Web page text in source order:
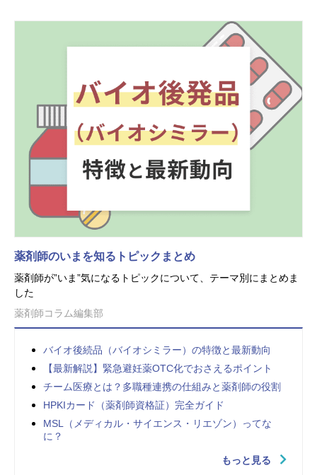
薬剤師のいまを知るトピックまとめ
薬剤師が”いま”気になるトピックについて、テーマ別にまとめま
した
薬剤師コラム編集部
バイオ後続品（バイオシミラー）の特徴と最新動向
【最新解説】緊急避妊薬OTC化でおさえるポイント
チーム医療とは？多職種連携の仕組みと薬剤師の役割
HPKIカード（薬剤師資格証）完全ガイド
MSL（メディカル・サイエンス・リエゾン）ってな
に？
もっと見る